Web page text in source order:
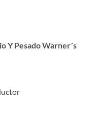
Y Pesado Warner´s